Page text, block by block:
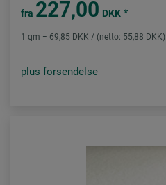
fra 227,00 DKK *
1 qm = 69,85 DKK / (netto: 55,88 DKK)
plus forsendelse